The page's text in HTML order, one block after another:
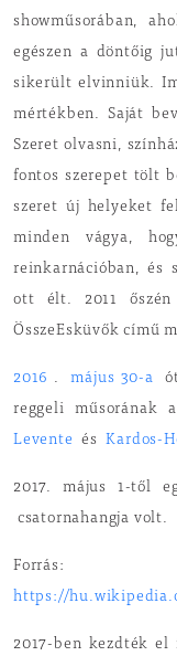
showműsorában,
egészen a döntőig
sikerült elvinniük.
mértékben. Saját
Szeret olvasni,
fontos szerepet tölt
szeret új helyeket
minden vágya,
reinkarnációban, és
ott élt. 2011 őszén
ÖsszeEsküvők című
2016 .május 30-a
reggeli műsorának
Levente
ésKardos-
2017. május 1-től
csatornahangja volt.
Forrás:
https://
2017-ben kezdték